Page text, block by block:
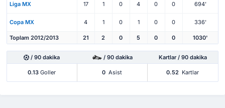
Liga MX 17 1 0 4 0 0 694'
Copa MX 4 1 0 1 0 0 336'
Toplam 2012/2013 21 2 0 5 0 0 1030'
/ 90 dakika / 90 dakika Kartlar / 90 dakika
0.13 Goller 0 Asist 0.52 Kartlar